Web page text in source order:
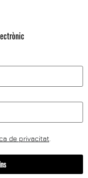
de privacitat.